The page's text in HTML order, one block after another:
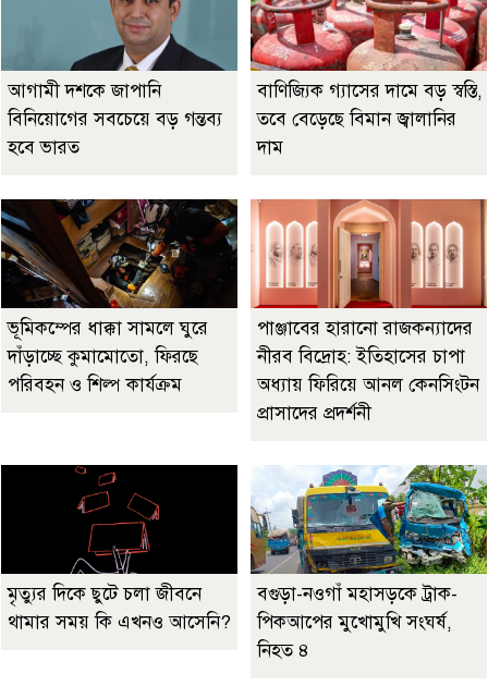
আগামী দশকে জাপানি
বিনিয়োগের সবচেয়ে বড় গন্তব্য
হবে ভারত
বাণিজ্যিক গ্যাসের দামে বড় স্বস্তি,
তবে বেড়েছে বিমান জ্বালানির
দাম
ভূমিকম্পের ধাক্কা সামলে ঘুরে
দাঁড়াচ্ছে কুমামোতো, ফিরছে
পরিবহন ও শিল্প কার্যক্রম
পাঞ্জাবের হারানো রাজকন্যাদের
নীরব বিদ্রোহ: ইতিহাসের চাপা
অধ্যায় ফিরিয়ে আনল কেনসিংটন
প্রাসাদের প্রদর্শনী
মৃত্যুর দিকে ছুটে চলা জীবনে
থামার সময় কি এখনও আসেনি?
বগুড়া-নওগাঁ মহাসড়কে ট্রাক-
পিকআপের মুখোমুখি সংঘর্ষ,
নিহত ৪